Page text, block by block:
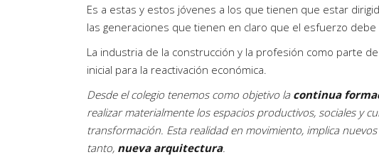
Es a estas y estos jóvenes a los que tienen que estar
las generaciones que tienen en claro que el esfuerzo
La industria de la construcción y la profesión como parte
inicial para la reactivación económica.
Desde el colegio tenemos como objetivo la continua
realizar materialmente los espacios productivos, sociales y
transformación. Esta realidad en movimiento, implica
tanto, nueva arquitectura.